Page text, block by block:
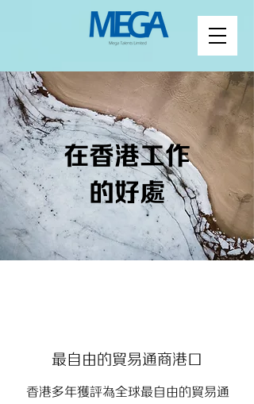
在香港工作
的好處
最自由的貿易通商港口
​香港多年獲評為全球最自由的貿易通